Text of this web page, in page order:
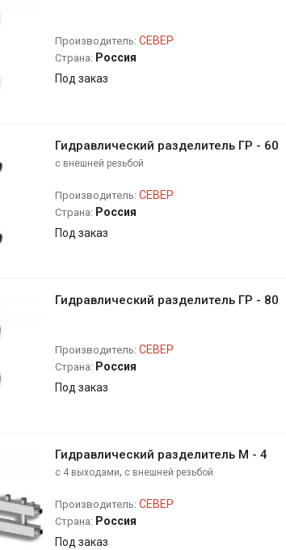
Производитель: СЕВЕР
Страна: Россия
Под заказ
Гидравлический разделитель ГР - 60
с внешней резьбой
Производитель: СЕВЕР
Страна: Россия
Под заказ
Гидравлический разделитель ГР - 80
Производитель: СЕВЕР
Страна: Россия
Под заказ
Гидравлический разделитель М - 4
с 4 выходами, с внешней резьбой
Производитель: СЕВЕР
Страна: Россия
Под заказ